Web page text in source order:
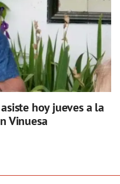
hoy jueves a la
Vinuesa